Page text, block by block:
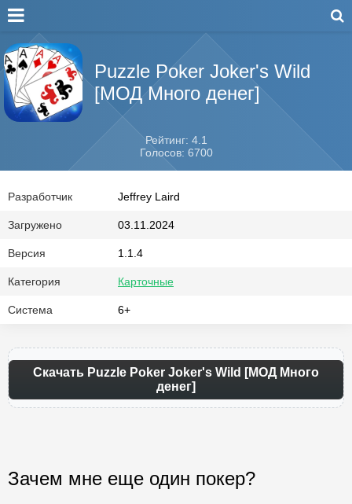
Puzzle Poker Joker's Wild
[МОД Много денег]
Рейтинг: 4.1
Голосов: 6700
Разработчик Jeffrey Laird
Загружено 03.11.2024
Версия 1.1.4
Категория Карточные
Система 6+
Скачать Puzzle Poker Joker's Wild [МОД Много
денег]
Зачем мне еще один покер?